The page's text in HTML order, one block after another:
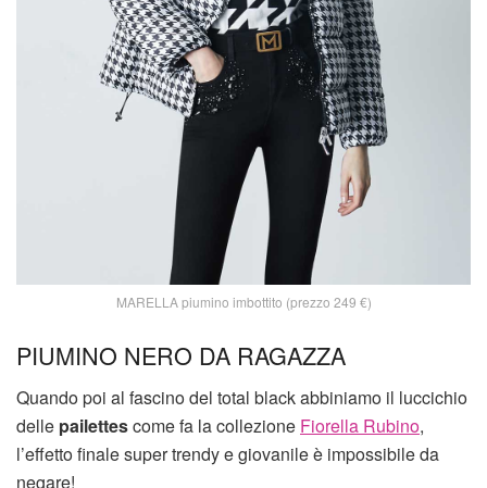
MARELLA piumino imbottito (prezzo 249 €)
PIUMINO NERO DA RAGAZZA
Quando poi al fascino del total black abbiniamo il luccichio
delle pailettescome fa la collezione Fiorella Rubino,
l’effetto finale super trendy e giovanile è impossibile da
negare!